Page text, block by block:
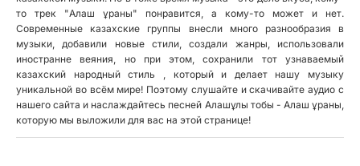
то трек "Алаш ұраны" понравится, а кому-то может и нет.
Современные казахские группы внесли много разнообразия в
музыки, добавили новые стили, создали жанры, использовали
иностранне веяния, но при этом, сохранили тот узнаваемый
казахский народный стиль , который и делает нашу музыку
уникальной во всём мире! Поэтому слушайте и скачивайте аудио с
нашего сайта и наслаждайтесь песней Алашұлы тобы - Алаш ұраны,
которую мы выложили для вас на этой странице!